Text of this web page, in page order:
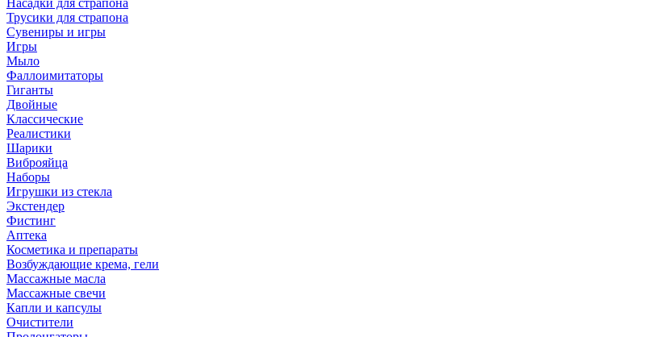
Насадки для страпона
Трусики для страпона
Сувениры и игры
Игры
Мыло
Фаллоимитаторы
Гиганты
Двойные
Классические
Реалистики
Шарики
Виброяйца
Наборы
Игрушки из стекла
Экстендер
Фистинг
Аптека
Косметика и препараты
Возбуждающие крема, гели
Массажные масла
Массажные свечи
Капли и капсулы
Очистители